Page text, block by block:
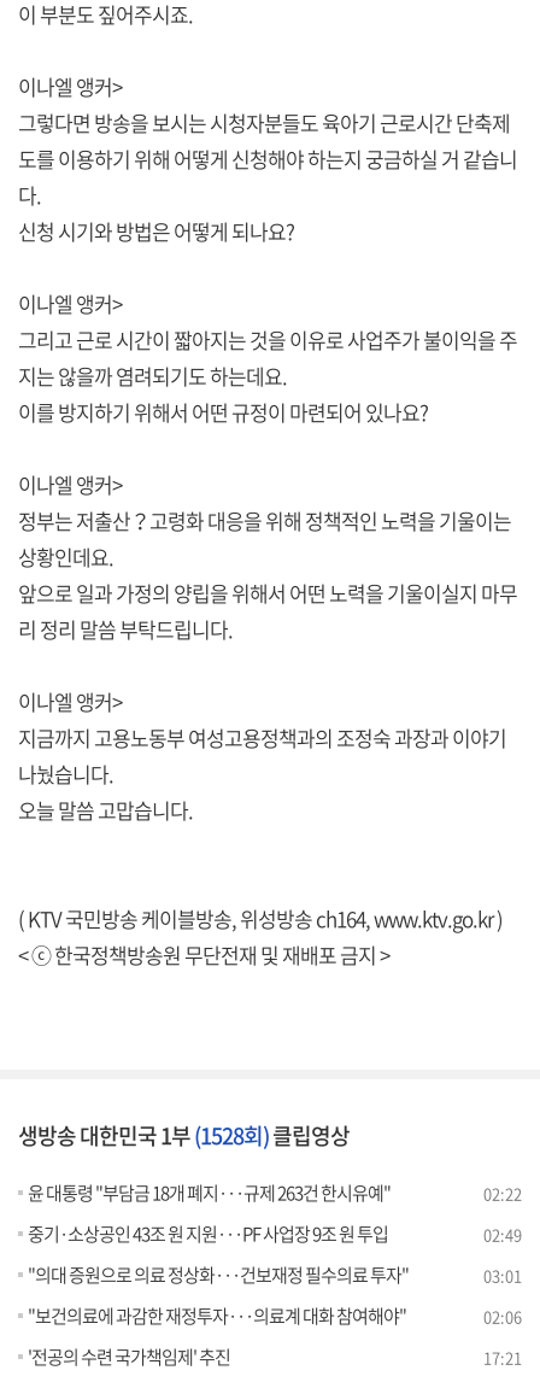
이 부분도 짚어주시죠.
이나엘 앵커>
그렇다면 방송을 보시는 시청자분들도 육아기 근로시간 단축제
도를 이용하기 위해 어떻게 신청해야 하는지 궁금하실 거 같습니
다.
신청 시기와 방법은 어떻게 되나요?
이나엘 앵커>
그리고 근로 시간이 짧아지는 것을 이유로 사업주가 불이익을 주
지는 않을까 염려되기도 하는데요.
이를 방지하기 위해서 어떤 규정이 마련되어 있나요?
이나엘 앵커>
정부는 저출산？고령화 대응을 위해 정책적인 노력을 기울이는
상황인데요.
앞으로 일과 가정의 양립을 위해서 어떤 노력을 기울이실지 마무
리 정리 말씀 부탁드립니다.
이나엘 앵커>
지금까지 고용노동부 여성고용정책과의 조정숙 과장과 이야기
나눴습니다.
오늘 말씀 고맙습니다.
( KTV 국민방송 케이블방송, 위성방송 ch164,www.ktv.go.kr)
< ⓒ 한국정책방송원 무단전재 및 재배포 금지 >
생방송 대한민국 1부(1528회)클립영상
윤 대통령 "부담금 18개 폐지···규제 263건 한시유예" 02:22
중기·소상공인 43조 원 지원···PF 사업장 9조 원 투입 02:49
"의대 증원으로 의료 정상화···건보재정 필수의료 투자" 03:01
"보건의료에 과감한 재정투자···의료계 대화 참여해야" 02:06
'전공의 수련 국가책임제' 추진 17:21